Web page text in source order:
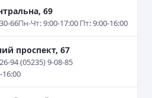
69
66Пн-Чт: 9:00-17:00 Пт: 9:00-16:00
проспект, 67
94 (05235) 9-08-85
16:00